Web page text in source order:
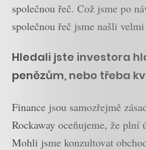
společnou řeč. Což jsme po
společnou řeč jsme našli
Hledali jste investora
penězům, nebo třeba
Finance jsou samozřejmě
Rockaway oceňujeme, že plní
Mohli jsme konzultovat